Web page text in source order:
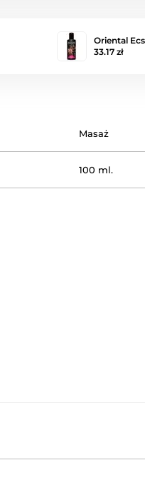
Oriental
33.17 zł
Masaż
100 ml.